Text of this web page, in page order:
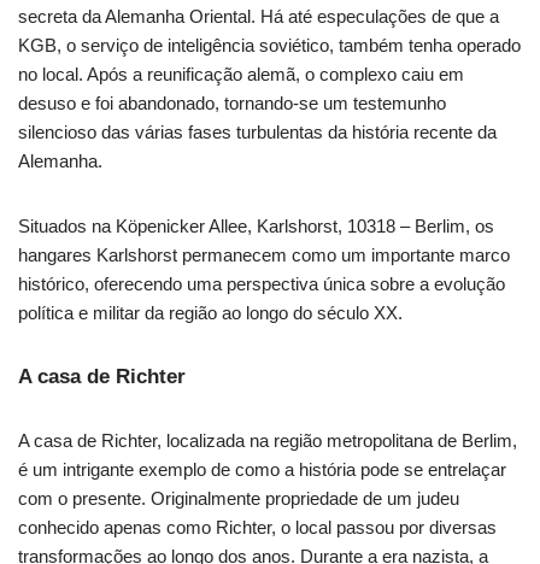
secreta da Alemanha Oriental. Há até especulações de que a
KGB, o serviço de inteligência soviético, também tenha operado
no local. Após a reunificação alemã, o complexo caiu em
desuso e foi abandonado, tornando-se um testemunho
silencioso das várias fases turbulentas da história recente da
Alemanha.
Situados na Köpenicker Allee, Karlshorst, 10318 – Berlim, os
hangares Karlshorst permanecem como um importante marco
histórico, oferecendo uma perspectiva única sobre a evolução
política e militar da região ao longo do século XX.
A casa de Richter
A casa de Richter, localizada na região metropolitana de Berlim,
é um intrigante exemplo de como a história pode se entrelaçar
com o presente. Originalmente propriedade de um judeu
conhecido apenas como Richter, o local passou por diversas
transformações ao longo dos anos. Durante a era nazista, a